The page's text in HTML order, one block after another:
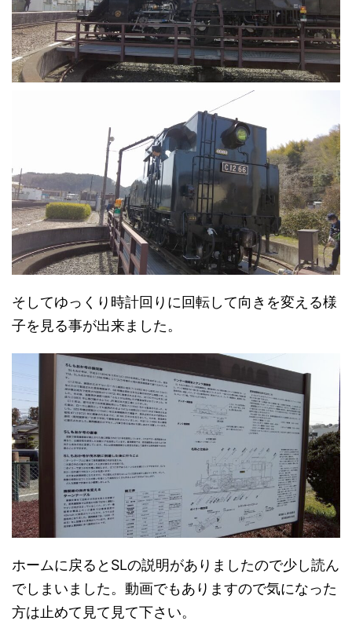
そしてゆっくり時計回りに回転して向きを変える様
子を見る事が出来ました。
ホームに戻るとSLの説明がありましたので少し読ん
でしまいました。動画でもありますので気になった
方は止めて見て見て下さい。